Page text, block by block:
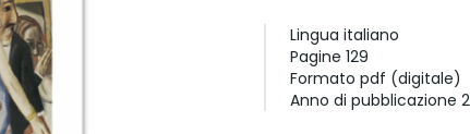
Lingua italiano
Pagine 129
Formato pdf (digitale)
Anno di pubblicazione